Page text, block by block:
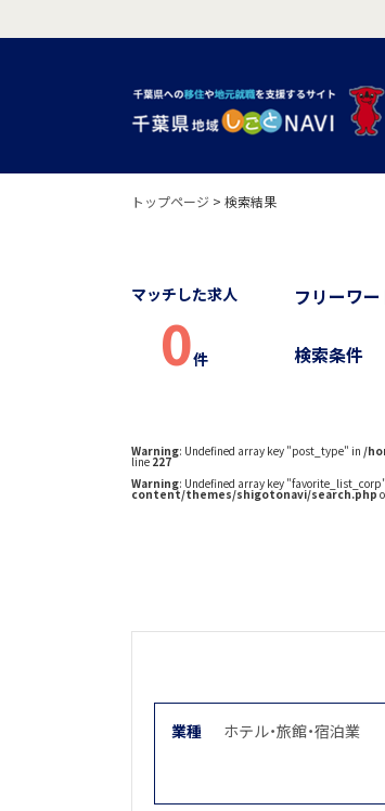
トップページ > 検索結果
マッチした求人
0件
フリーワー
検索条件
Warning: Undefined array key "post_type" in /
line 227
Warning: Undefined array key
content/themes/shigotonavi/search.php
業種 ホテル・旅館・宿泊業